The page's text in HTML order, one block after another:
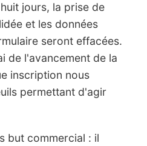
jours, la prise de
et les données
seront effacées.
de l'avancement de la
inscription nous
permettant d'agir
but commercial : il